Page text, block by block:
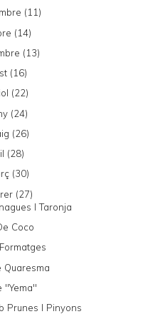
(11)
(14)
(13)
(16)
(22)
(24)
(26)
(28)
(30)
(27)
I Taronja
Coco
Quaresma
"yema"
Prunes I Pinyons